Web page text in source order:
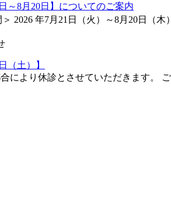
～8月20日】についてのご案内
2026 年7月21日（火）～8月20日（
（土）】
合により休診とさせていただきます。